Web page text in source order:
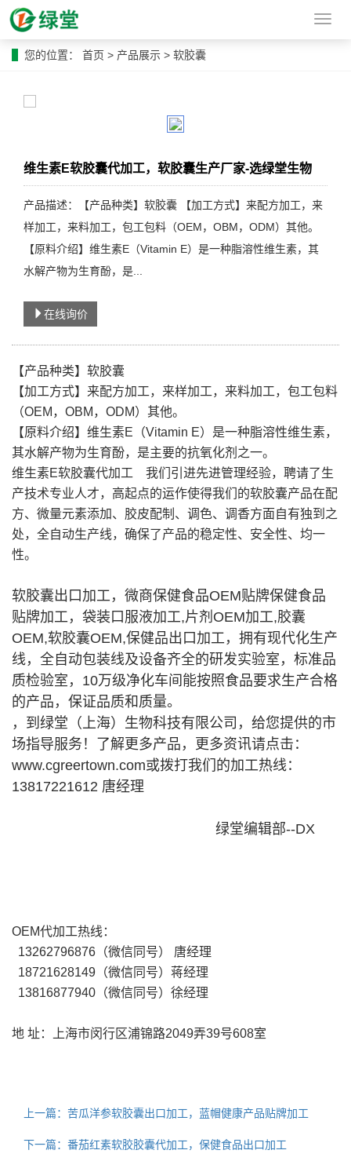
导
您的位置： 首页 > 产品展示 > 软胶囊
维生素E软胶囊代加工，软胶囊生产厂家-选绿堂生物
产品描述：【产品种类】软胶囊 【加工方式】来配方加工，来
样加工，来料加工，包工包料（OEM，OBM，ODM）其他。
【原料介绍】维生素E（Vitamin E）是一种脂溶性维生素，其
水解产物为生育酚，是...
在线询价
【产品种类】软胶囊
【加工方式】来配方加工，来样加工，来料加工，包工包料
（OEM，OBM，ODM）其他。
【原料介绍】维生素E（Vitamin E）是一种脂溶性维生素，
其水解产物为生育酚，是主要的抗氧化剂之一。
维生素E软胶囊代加工 我们引进先进管理经验，聘请了生
产技术专业人才，高起点的运作使得我们的软胶囊产品在配
方、微量元素添加、胶皮配制、调色、调香方面自有独到之
处，全自动生产线，确保了产品的稳定性、安全性、均一
性。
软胶囊出口加工，微商保健食品OEM贴牌保健食品
贴牌加工，袋装口服液加工,片剂OEM加工,胶囊
OEM,软胶囊OEM,保健品出口加工，拥有现代化生产
线，全自动包装线及设备齐全的研发实验室，标准品
质检验室，10万级净化车间能按照食品要求生产合格
的产品，保证品质和质量。
，到绿堂（上海）生物科技有限公司，给您提供的市
场指导服务！了解更多产品，更多资讯请点击 ：
www.cgreertown.com或拨打我们的加工热线：
13817221612 唐经理
绿堂编辑部--DX
OEM代加工热线：
13262796876（微信同号） 唐经理
18721628149 （微信同号） 蒋经理
13816877940 （微信同号）徐经理
地 址：上海市闵行区浦锦路2049弄39号608室
上一篇：苦瓜洋参软胶囊出口加工，蓝帽健康产品贴牌加工
下一篇：番茄红素软胶胶囊代加工，保健食品出口加工